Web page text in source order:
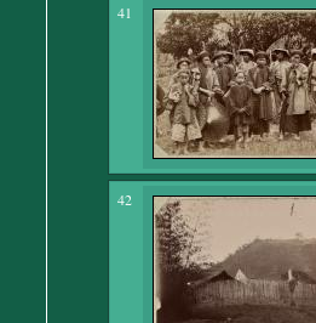
41
42